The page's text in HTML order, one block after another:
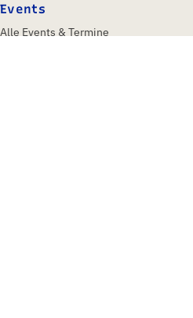
Events
Alle Events & Termine